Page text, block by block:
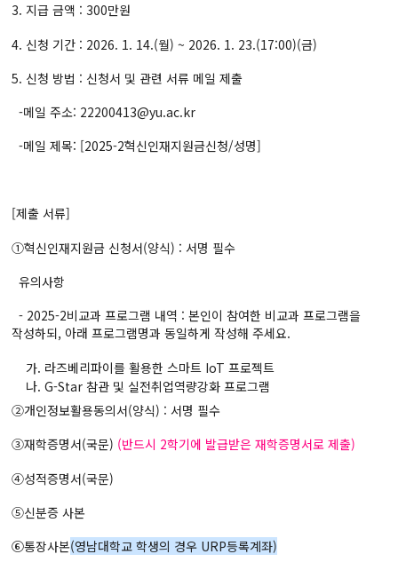
3. 지급 금액 : 300만원
4. 신청 기간 : 2026. 1. 14.(월) ~ 2026. 1. 23.(17:00)(금)
5. 신청 방법 : 신청서 및 관련 서류 메일 제출
-메일 주소: 22200413@yu.ac.kr
-메일 제목: [2025-2혁신인재지원금신청/성명]
[제출 서류]
①혁신인재지원금 신청서(양식) : 서명 필수
유의사항
- 2025-2비교과 프로그램 내역 : 본인이 참여한 비교과 프로그램을
작성하되, 아래 프로그램명과 동일하게 작성해 주세요.
가. 라즈베리파이를 활용한 스마트 IoT 프로젝트
나. G-Star 참관 및 실전취업역량강화 프로그램
②개인정보활용동의서(양식) : 서명 필수
③재학증명서(국문) (반드시 2학기에 발급받은 재학증명서로 제출)
④성적증명서(국문)
⑤신분증 사본
⑥통장사본(영남대학교 학생의 경우 URP등록계좌)